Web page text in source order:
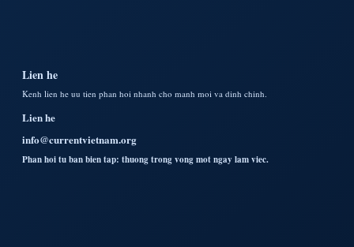
Lien he
Kenh lien he uu tien phan hoi nhanh cho manh moi va dinh chinh.
Lien he
info@currentvietnam.org
Phan hoi tu ban bien tap: thuong trong vong mot ngay lam viec.